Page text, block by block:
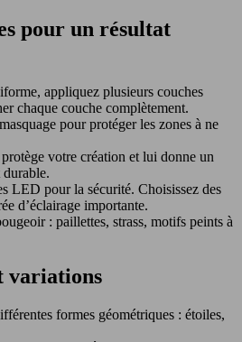
pour un résultat
appliquez plusieurs couches
chaque couche complètement.
pour protéger les zones à ne
votre création et lui donne un
LED pour la sécurité. Choisissez des
d’éclairage importante.
: paillettes, strass, motifs peints à
variations
formes géométriques : étoiles,